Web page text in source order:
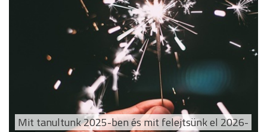
Mit tanultunk 2025-ben és mit felejtsünk el 2026-